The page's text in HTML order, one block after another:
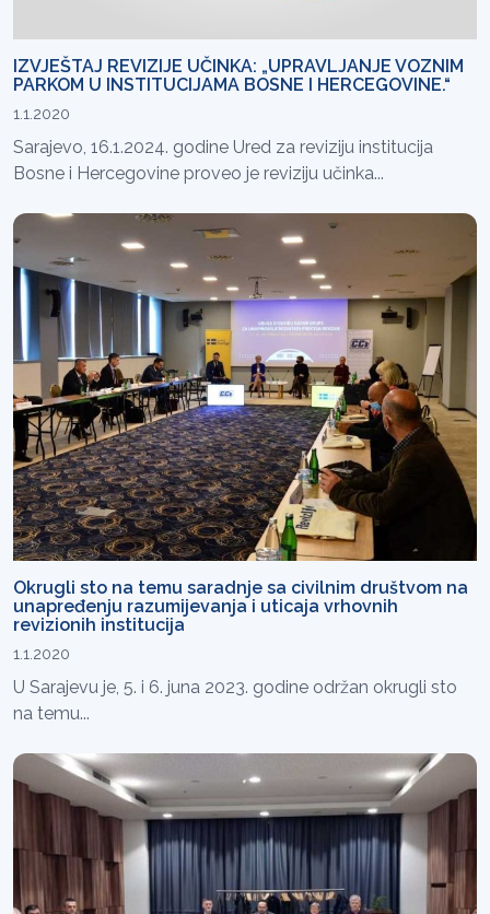
IZVJEŠTAJ REVIZIJE UČINKA: „UPRAVLJANJE VOZNIM
PARKOM U INSTITUCIJAMA BOSNE I HERCEGOVINE.“
1.1.2020
Sarajevo, 16.1.2024. godine Ured za reviziju institucija
Bosne i Hercegovine proveo je reviziju učinka...
Okrugli sto na temu saradnje sa civilnim društvom na
unapređenju razumijevanja i uticaja vrhovnih
revizionih institucija
1.1.2020
U Sarajevu je, 5. i 6. juna 2023. godine održan okrugli sto
na temu...